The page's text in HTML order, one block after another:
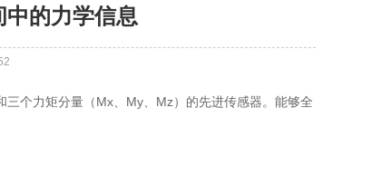
的力学信息
个力矩分量（Mx、My、Mz）的先进传感器。能够全